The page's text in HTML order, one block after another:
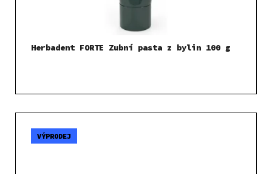
Herbadent FORTE Zubní pasta z bylin 100 g
VÝPRODEJ